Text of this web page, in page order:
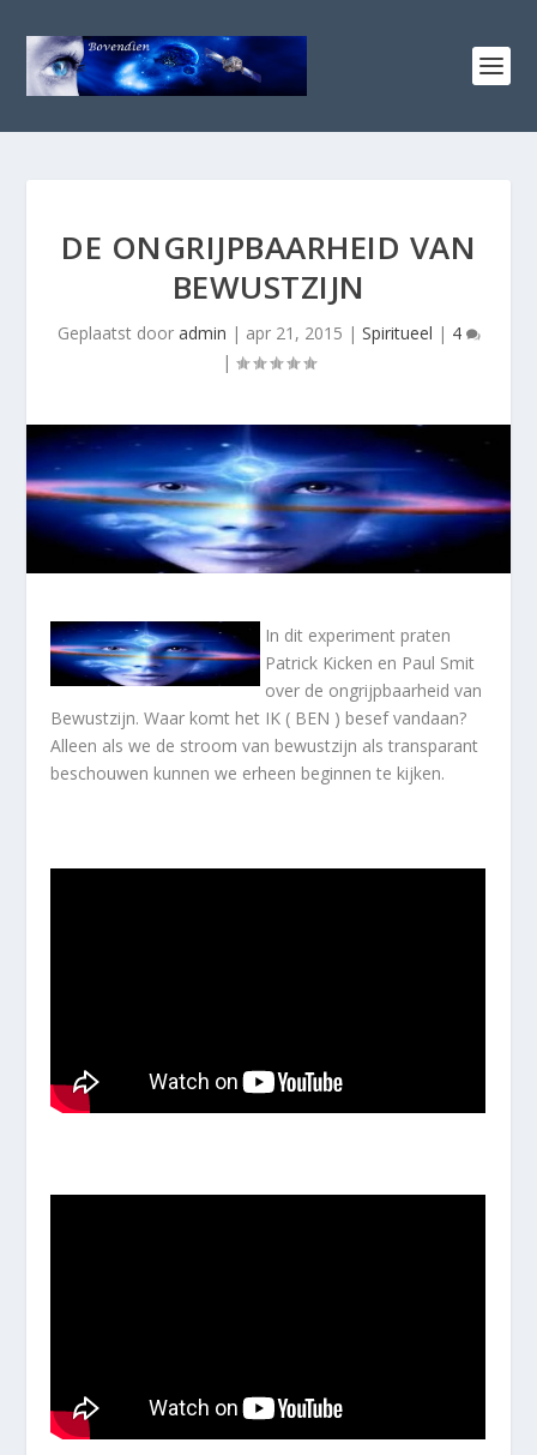
DE ONGRIJPBAARHEID VAN
BEWUSTZIJN
Geplaatst door admin | apr 21, 2015 | Spiritueel | 4
|
In dit experiment praten
Patrick Kicken en Paul Smit
over de ongrijpbaarheid van
Bewustzijn. Waar komt het IK ( BEN ) besef vandaan?
Alleen als we de stroom van bewustzijn als transparant
beschouwen kunnen we erheen beginnen te kijken.